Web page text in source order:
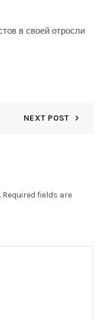
в своей отросли
NEXT POST
Required fields are